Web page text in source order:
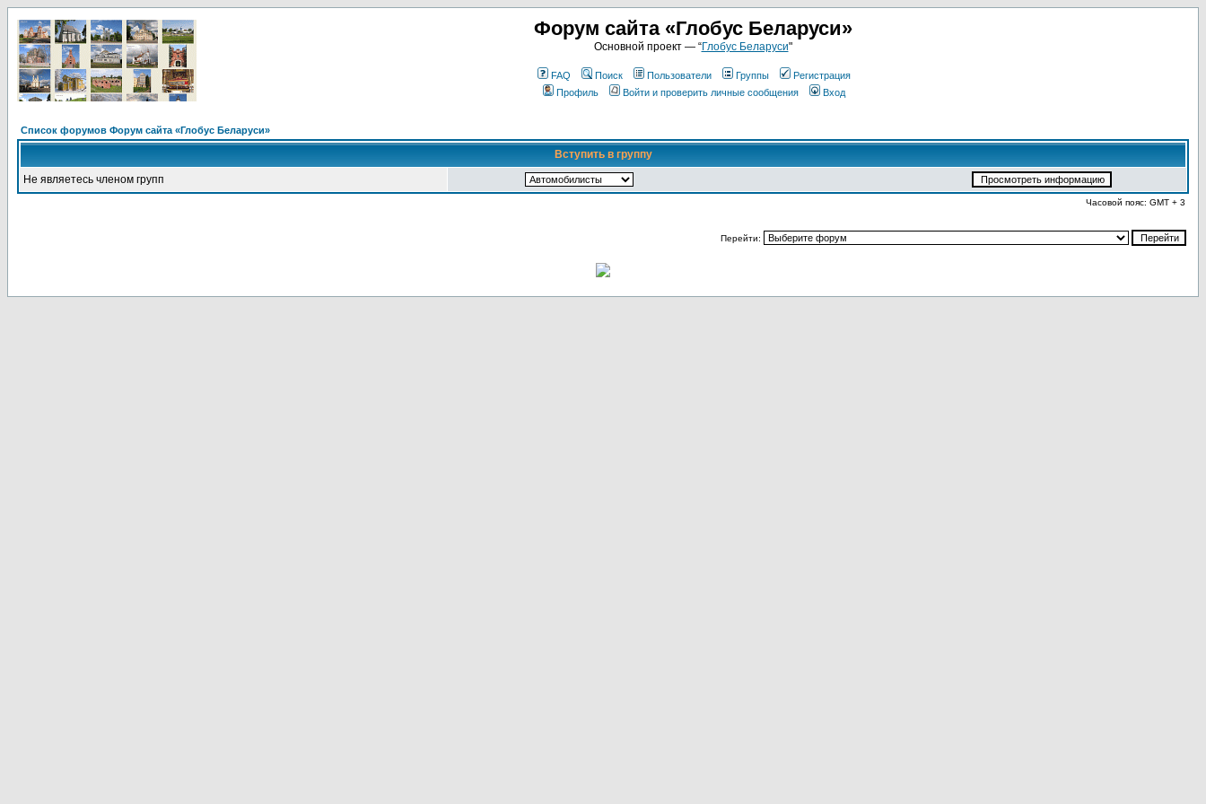
Форум сайта «Глобус Беларуси»
Основной проект — “Глобус Беларуси"
FAQ Поиск Пользователи Группы
Регистрация
Профиль
Войти и проверить личные сообщения Вход
Список форумов Форум сайта «Глобус Беларуси»
Вступить в группу
Не являетесь членом групп
Часовой пояс: GMT + 3
Перейти: